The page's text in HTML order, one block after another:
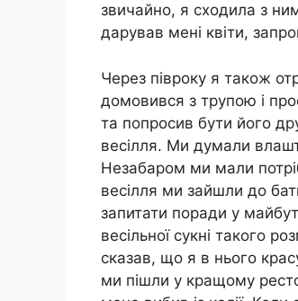
звичайно, я сходила з
дарував мені квіти,
Через півроку я також
домовився з трупою і
та попросив бути його
весілля. Ми думали
Незабаром ми мали
весілля ми зайшли до
запитати поради у
весільної сукні такого
сказав, що я в нього
ми пішли у кращому